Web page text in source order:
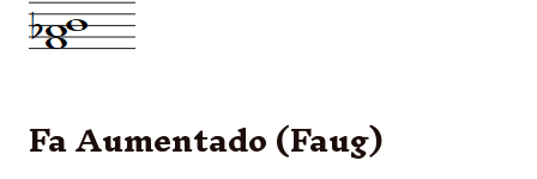
Fa Aumentado (Faug)